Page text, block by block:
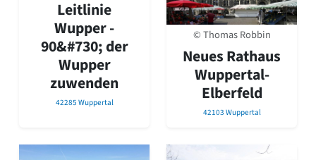
David Chipperfield
Harald Deilmann
Gottfried Böhm
Schneider von Esleben
Peter Behrens
Auszeichnung vorbildlicher Bauten NRW 2020
Big Beautiful Buildings (Großbauten der Nachkriegszeit)
Gesamtübersicht...
Gegenwart
Leitlinie
Wupper -
90&#730; der
Wupper
zuwenden
42285 Wuppertal
© Thomas Robbin
Neues Rathaus
Wuppertal-
Elberfeld
42103 Wuppertal